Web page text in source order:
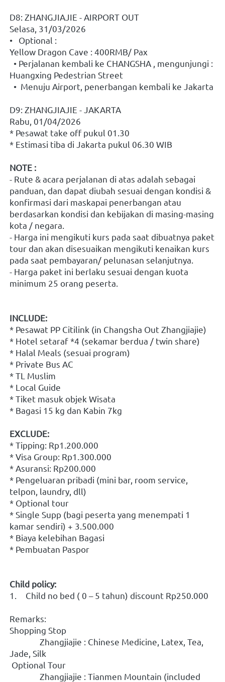
D8: ZHANGJIAJIE - AIRPORT OUT
Selasa, 31/03/2026
•   Optional :
Yellow Dragon Cave : 400RMB/ Pax
  • Perjalanan kembali ke CHANGSHA , mengunjungi :
Huangxing Pedestrian Street
  •  Menuju Airport, penerbangan kembali ke Jakarta
D9: ZHANGJIAJIE - JAKARTA
Rabu, 01/04/2026
* Pesawat take off pukul 01.30
* Estimasi tiba di Jakarta pukul 06.30 WIB
NOTE :
- Rute & acara perjalanan di atas adalah sebagai
panduan, dan dapat diubah sesuai dengan kondisi &
konfirmasi dari maskapai penerbangan atau
berdasarkan kondisi dan kebijakan di masing-masing
kota / negara.
- Harga ini mengikuti kurs pada saat dibuatnya paket
tour dan akan disesuaikan mengikuti kenaikan kurs
pada saat pembayaran/ pelunasan selanjutnya.
- Harga paket ini berlaku sesuai dengan kuota
minimum 25 orang peserta.
INCLUDE:
* Pesawat PP Citilink (in Changsha Out Zhangjiajie)
* Hotel setaraf *4 (sekamar berdua / twin share)
* Halal Meals (sesuai program)
* Private Bus AC
* TL Muslim
* Local Guide
* Tiket masuk objek Wisata
* Bagasi 15 kg dan Kabin 7kg
EXCLUDE:
* Tipping: Rp1.200.000
* Visa Group: Rp1.300.000
* Asuransi: Rp200.000
* Pengeluaran pribadi (mini bar, room service,
telpon, laundry, dll)
* Optional tour
* Single Supp (bagi peserta yang menempati 1
kamar sendiri) + 3.500.000
* Biaya kelebihan Bagasi
* Pembuatan Paspor
Child policy:
1.	Child no bed ( 0 – 5 tahun) discount Rp250.000
Remarks:
Shopping Stop
Jade, Silk
Optional Tour